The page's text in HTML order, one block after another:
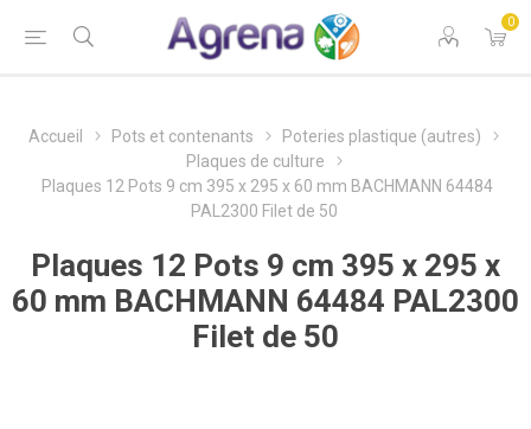
0
Accueil Pots et contenants
Poteries plastique (autres)
Plaques de culture
Plaques 12 Pots 9 cm 395 x 295 x 60 mm BACHMANN 64484
PAL2300 Filet de 50
Plaques 12 Pots 9 cm 395 x 295 x
60 mm BACHMANN 64484 PAL2300
Filet de 50